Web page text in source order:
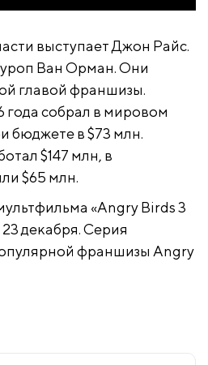
выступает Джон Райс.
Ван Орман. Они
главой франшизы.
года собрал в мировом
бюджете в $73 млн.
$147 млн, в
$65 млн.
«Angry Birds 3
декабря. Серия
франшизы Angry